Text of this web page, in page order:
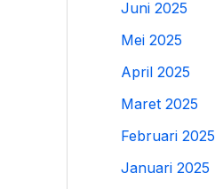
Juni 2025
Mei 2025
April 2025
Maret 2025
Februari 2025
Januari 2025